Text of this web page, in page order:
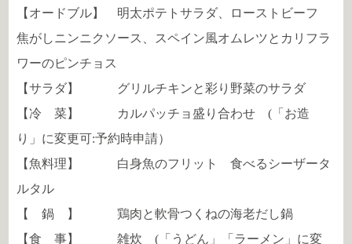
【オードブル】 明太ポテトサラダ、ローストビーフ
焦がしニンニクソース、スペイン風オムレツとカリフラ
ワーのピンチョス
【サラダ】 グリルチキンと彩り野菜のサラダ
【冷 菜】 カルパッチョ盛り合わせ (「お造
り」に変更可:予約時申請）
【魚料理】 白身魚のフリット 食べるシーザータ
ルタル
【 鍋 】 鶏肉と軟骨つくねの海老だし鍋
【食 事】 雑炊 (「うどん」「ラーメン」に変